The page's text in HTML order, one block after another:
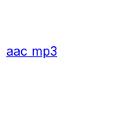
aac mp3